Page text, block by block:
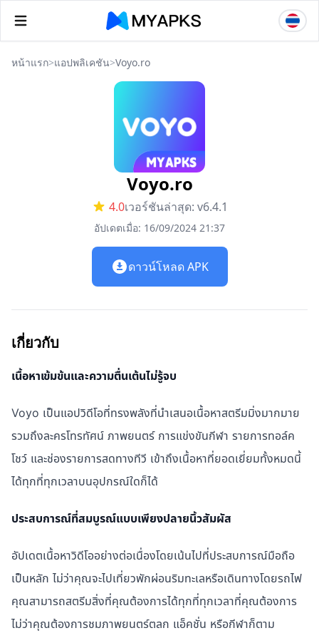
หน้าแรก>แอปพลิเคชัน>Voyo.ro
Voyo.ro
4.0เวอร์ชันล่าสุด: v6.4.1
อัปเดตเมื่อ: 16/09/2024 21:37
ดาวน์โหลด APK
เกี่ยวกับ
เนื้อหาเข้มข้นและความตื่นเต้นไม่รู้จบ
Voyo เป็นแอปวิดีโอที่ทรงพลังที่นำเสนอเนื้อหาสตรีมมิ่งมากมาย
รวมถึงละครโทรทัศน์ ภาพยนตร์ การแข่งขันกีฬา รายการทอล์ค
โชว์ และช่องรายการสดทางทีวี เข้าถึงเนื้อหาที่ยอดเยี่ยมทั้งหมดนี้
ได้ทุกที่ทุกเวลาบนอุปกรณ์ใดก็ได้
ประสบการณ์ที่สมบูรณ์แบบเพียงปลายนิ้วสัมผัส
อัปเดตเนื้อหาวิดีโออย่างต่อเนื่องโดยเน้นไปที่ประสบการณ์มือถือ
เป็นหลัก ไม่ว่าคุณจะไปเที่ยวพักผ่อนริมทะเลหรือเดินทางโดยรถไฟ
คุณสามารถสตรีมสิ่งที่คุณต้องการได้ทุกที่ทุกเวลาที่คุณต้องการ
ไม่ว่าคุณต้องการชมภาพยนตร์ตลก แอ็คชั่น หรือกีฬาก็ตาม